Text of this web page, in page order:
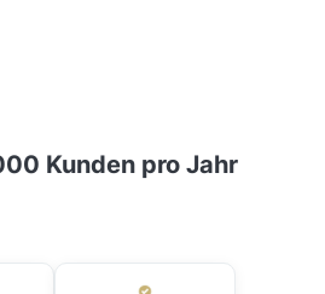
Kunden pro Jahr